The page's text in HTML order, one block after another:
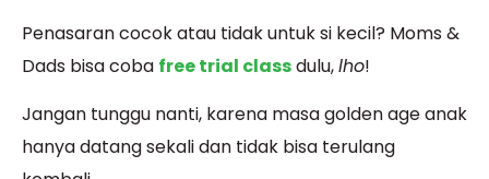
Penasaran cocok atau tidak untuk si kecil? Moms &
Dads bisa coba free trial classdulu,lho!
Jangan tunggu nanti, karena masa golden age anak
hanya datang sekali dan tidak bisa terulang